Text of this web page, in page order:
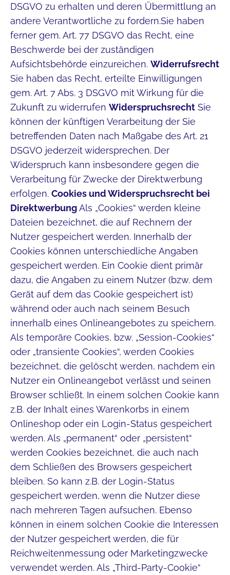
DSGVO zu erhalten und deren Übermittlung an
andere Verantwortliche zu fordern.Sie haben
ferner gem. Art. 77 DSGVO das Recht, eine
Beschwerde bei der zuständigen
Aufsichtsbehörde einzureichen. Widerrufsrecht
Sie haben das Recht, erteilte Einwilligungen
gem. Art. 7 Abs. 3 DSGVO mit Wirkung für die
Zukunft zu widerrufen Widerspruchsrecht Sie
können der künftigen Verarbeitung der Sie
betreffenden Daten nach Maßgabe des Art. 21
DSGVO jederzeit widersprechen. Der
Widerspruch kann insbesondere gegen die
Verarbeitung für Zwecke der Direktwerbung
erfolgen. Cookies und Widerspruchsrecht bei
DirektwerbungAls „Cookies“ werden kleine
Dateien bezeichnet, die auf Rechnern der
Nutzer gespeichert werden. Innerhalb der
Cookies können unterschiedliche Angaben
gespeichert werden. Ein Cookie dient primär
dazu, die Angaben zu einem Nutzer (bzw. dem
Gerät auf dem das Cookie gespeichert ist)
während oder auch nach seinem Besuch
innerhalb eines Onlineangebotes zu speichern.
Als temporäre Cookies, bzw. „Session-Cookies“
oder „transiente Cookies“, werden Cookies
bezeichnet, die gelöscht werden, nachdem ein
Nutzer ein Onlineangebot verlässt und seinen
Browser schließt. In einem solchen Cookie kann
z.B. der Inhalt eines Warenkorbs in einem
Onlineshop oder ein Login-Status gespeichert
werden. Als „permanent“ oder „persistent“
werden Cookies bezeichnet, die auch nach
dem Schließen des Browsers gespeichert
bleiben. So kann z.B. der Login-Status
gespeichert werden, wenn die Nutzer diese
nach mehreren Tagen aufsuchen. Ebenso
können in einem solchen Cookie die Interessen
der Nutzer gespeichert werden, die für
Reichweitenmessung oder Marketingzwecke
verwendet werden. Als „Third-Party-Cookie“